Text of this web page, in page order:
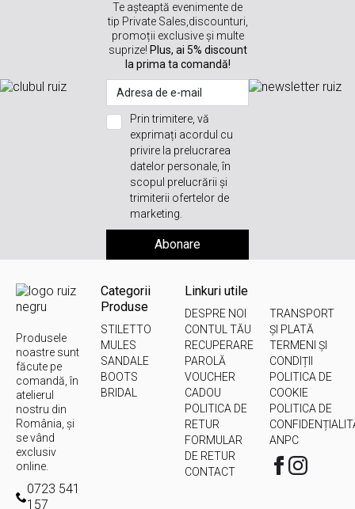
Te așteaptă evenimente de
tip Private Sales,discounturi,
promoții exclusive și multe
suprize! Plus, ai 5% discount
la prima ta comandă!
Prin trimitere, vă
exprimați acordul cu
privire la prelucrarea
datelor personale, în
scopul prelucrării și
trimiterii ofertelor de
marketing.
Abonare
Produsele
noastre sunt
făcute pe
comandă, în
atelierul
nostru din
România, și
se vând
exclusiv
online.
0723 541
157
Categorii
Produse
STILETTO
MULES
SANDALE
BOOTS
BRIDAL
Linkuri utile
DESPRE NOI
CONTUL TĂU
RECUPERARE
PAROLĂ
VOUCHER
CADOU
POLITICA DE
RETUR
FORMULAR
DE RETUR
CONTACT
TRANSPORT
ȘI PLATĂ
TERMENI ȘI
CONDIȚII
POLITICA DE
COOKIE
POLITICA DE
ANPC